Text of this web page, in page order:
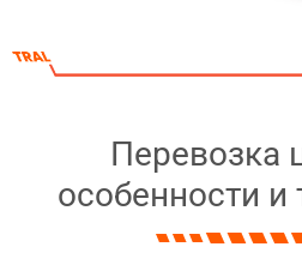
Перевозка
особенности и